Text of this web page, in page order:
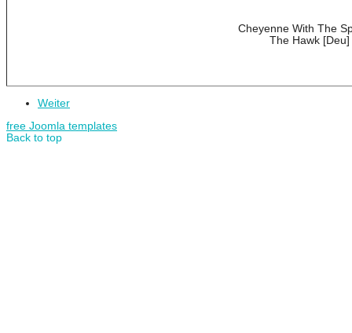
Cheyenne With The
The Hawk [Deu]
Weiter
free Joomla templates
Back to top